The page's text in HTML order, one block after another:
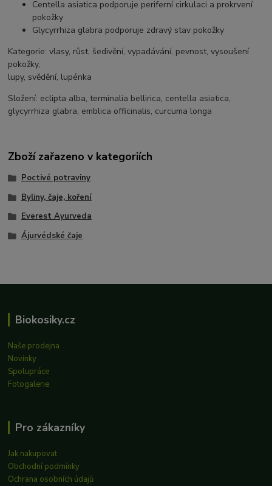
Centella asiatica podporuje periferní cirkulaci a prokrvení
pokožky
Glycyrrhiza glabra podporuje zdravý stav pokožky
Kategorie: vlasy, růst, šedivění, vypadávání, pevnost, vysoušení
pokožky,
lupy, svědění, lupénka
Složení: eclipta alba, terminalia bellirica, centella asiatica,
glycyrrhiza glabra, emblica officinalis, curcuma longa
Zboží zařazeno v kategoriích
Poctivé potraviny
Byliny, čaje, koření
Everest Ayurveda
Ájurvédské čaje
Biokosiky.cz
Naše prodejna
Novinky
Spolupráce
Fotogalerie
Pro zákazníky
Jak nakupovat
Obchodní podmínky
Ochrana osobních údajů